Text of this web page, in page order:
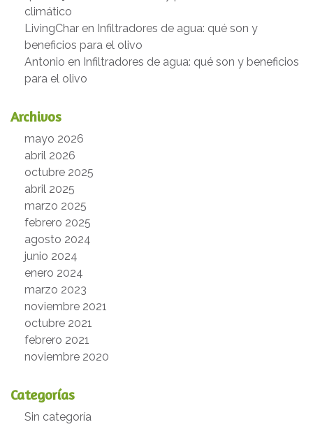
climático
LivingChar en Infiltradores de agua: qué son y
beneficios para el olivo
Antonio en Infiltradores de agua: qué son y beneficios
para el olivo
Archivos
mayo 2026
abril 2026
octubre 2025
abril 2025
marzo 2025
febrero 2025
agosto 2024
junio 2024
enero 2024
marzo 2023
noviembre 2021
octubre 2021
febrero 2021
noviembre 2020
Categorías
Sin categoría